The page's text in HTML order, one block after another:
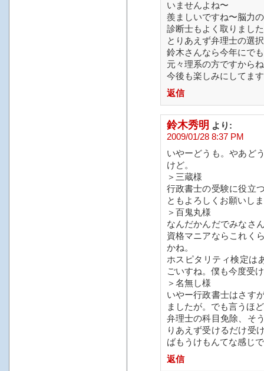
いませんよね〜
羨ましいですね〜脳力
診断士もよく取りまし
とりあえず弁理士の選
鈴木さんなら今年にで
元々理系の方ですから
今後も楽しみにしてま
返信
鈴木秀明 より:
2009/01/28 8:37 PM
いやーどうも。やあど
けど。
＞三蔵様
行政書士の受験に役立
ともよろしくお願いし
＞百鬼丸様
なんだかんだでみなさ
資格マニアならこれく
かね。
ホスピタリティ検定は
ごいすね。僕も今度受
＞名無し様
いやー行政書士はさす
ましたが。でも言うほ
弁理士の科目免除、そ
りあえず受けるだけ受
ばもうけもんてな感じ
返信